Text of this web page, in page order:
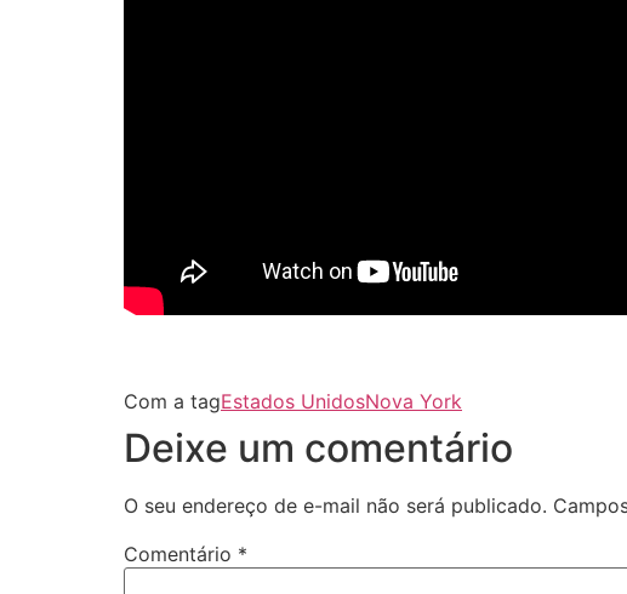
Com a tagEstados UnidosNova York
Deixe um comentário
O seu endereço de e-mail não será publicado.
Comentário *